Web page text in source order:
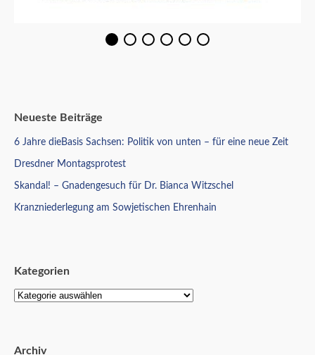
Neueste Beiträge
6 Jahre dieBasis Sachsen: Politik von unten – für eine neue Zeit
Dresdner Montagsprotest
Skandal! – Gnadengesuch für Dr. Bianca Witzschel
Kranzniederlegung am Sowjetischen Ehrenhain
Kategorien
Archiv